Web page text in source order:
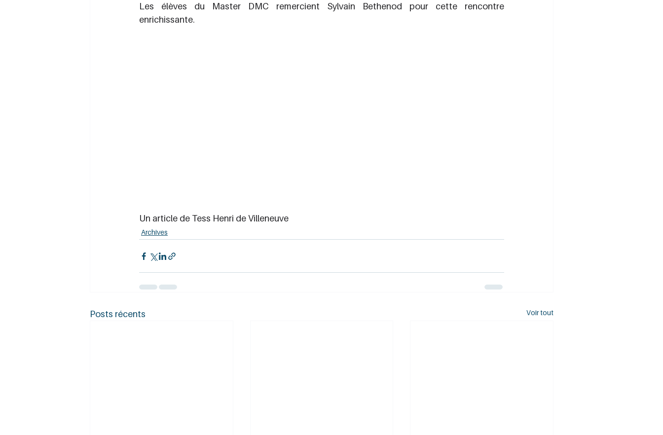
Les élèves du Master DMC remercient Sylvain Bethenod pour cette rencontre
enrichissante.
Un article de Tess Henri de Villeneuve
Archives
Posts récents Voir tout